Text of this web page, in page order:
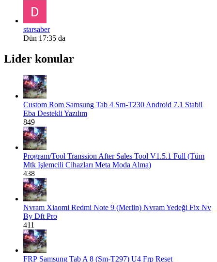
starsaber
Dün 17:35 da
Lider konular
Custom Rom Samsung Tab 4 Sm-T230 Android 7.1 Stabil
Eba Destekli Yazılım
849
Program/Tool Transsion After Sales Tool V1.5.1 Full (Tüm
Mtk Işlemcili Cihazları Meta Moda Alma)
438
Nvram Xiaomi Redmi Note 9 (Merlin) Nvram Yedeği Fix Nv
By Dft Pro
411
FRP Samsung Tab A 8 (Sm-T297) U4 Frp Reset